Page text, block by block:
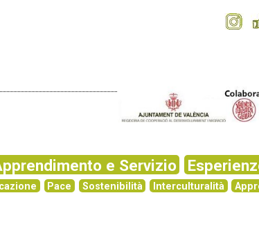
e Servizio
Pace Sostenibilità Interculturalità